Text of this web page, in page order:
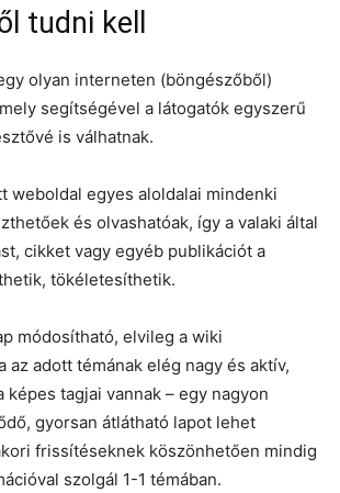
tudni kell
olyan interneten (böngészőből)
segítségével a látogatók egyszerű
is válhatnak.
weboldal egyes aloldalai mindenki
és olvashatóak, így a valaki által
cikket vagy egyéb publikációt a
tökéletesíthetik.
módosítható, elvileg a wiki
az adott témának elég nagy és aktív,
képes tagjai vannak – egy nagyon
gyorsan átlátható lapot lehet
frissítéseknek köszönhetően mindig
szolgál 1-1 témában.